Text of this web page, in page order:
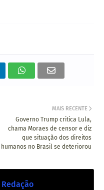
MAIS RECENTE
Governo Trump critica Lula,
chama Moraes de censor e diz
que situação dos direitos
humanos no Brasil se deteriorou
Redação